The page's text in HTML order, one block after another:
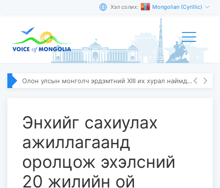
Хэл солих: Mongolian (Cyrillic)
Олон улсын монголч эрдэмтний XIII их хурал наймдугаар сарын 10–13-ны өдөр болно
Энхийг сахиулах
ажиллагаанд
оролцож эхэлсний
20 жилийн ой